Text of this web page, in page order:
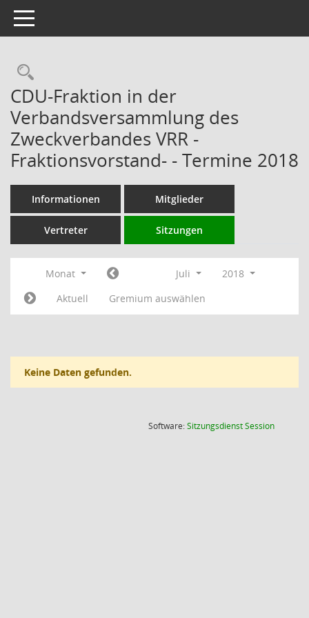
Toggle navigation
Rechercheauswahl
CDU-Fraktion in der
Verbandsversammlung des
Zweckverbandes VRR -
Fraktionsvorstand- - Termine 2018
Informationen Mitglieder
Vertreter Sitzungen
Monat Juli
2018
Aktuell
Gremium auswählen
Keine Daten gefunden.
Software:SitzungsdienstSession(Wird in